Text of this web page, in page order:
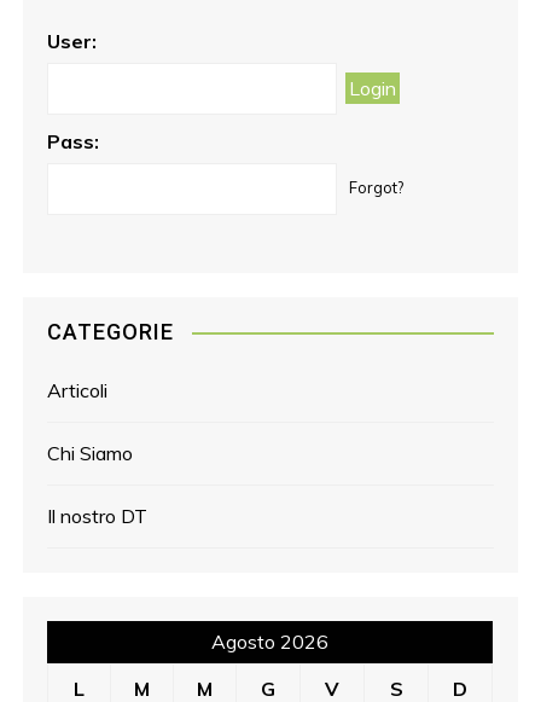
o
User:
Pass:
Forgot?
CATEGORIE
Articoli
Chi Siamo
Il nostro DT
Agosto 2026
L
M M G V S D